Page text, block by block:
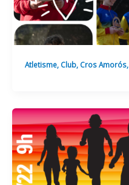
Atletisme, Club, Cros Amorós,